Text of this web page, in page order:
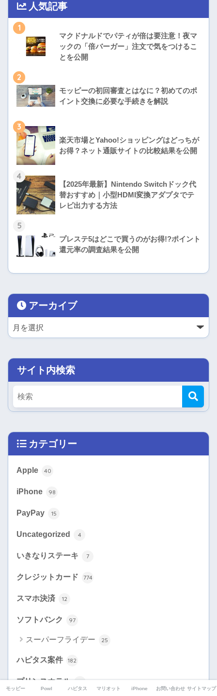
人気記事
1
マクドナルドでパティが倍は要注意！夜マ
ックの「倍バーガー」注文で気をつけるこ
とを公開
2
モッピーの初回審査とはなに？初めてのポ
イント交換に必要な手続きを解説
3
楽天市場とYahoo!ショッピングはどっちが
お得？ネット通販サイトの比較結果を公開
4
【2025年最新】Nintendo Switchドック代
替おすすめ｜小型HDMI変換アダプタでテ
レビ出力する方法
5
プレステ5はどこで買うのがお得!?ポイント
還元率の調査結果を公開
アーカイブ
サイト内検索
カテゴリー
Apple 40
iPhone 98
PayPay 15
Uncategorized 4
いきなりステーキ 7
クレジットカード 774
スマホ決済 12
ソフトバンク 97
スーパーフライデー 25
ハピタス案件 182
プリンスホテル 2
モッピー Powl ハピタス マリオット iPhone お問い合わせ サイトマップ